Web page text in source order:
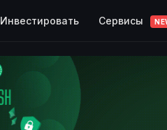
Инвестировать Сервисы